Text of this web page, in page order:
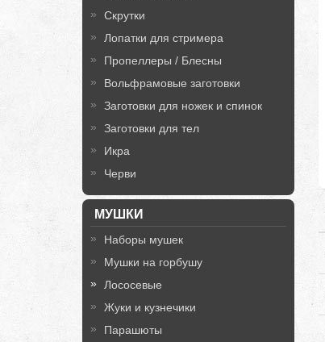
Скрутки
Лопатки для стримера
Пропеллеры / Блесны
Вольфрамовые заготовки
Заготовки для ножек и спинок
Заготовки для тел
Икра
Черви
МУШКИ
Наборы мушек
Мушки на горбушу
Лососевые
Жуки и кузнечики
Парашюты